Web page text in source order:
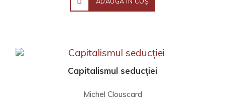
Capitalismul seducției
Michel Clouscard